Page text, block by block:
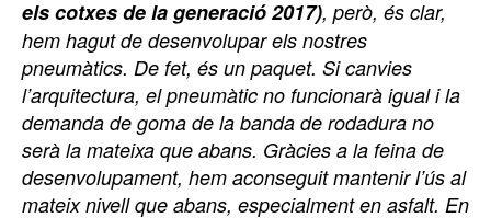
els cotxes de la generació 2017), però, és clar,
hem hagut de desenvolupar els nostres
pneumàtics. De fet, és un paquet. Si canvies
l’arquitectura, el pneumàtic no funcionarà igual i la
demanda de goma de la banda de rodadura no
serà la mateixa que abans. Gràcies a la feina de
desenvolupament, hem aconseguit mantenir l’ús al
mateix nivell que abans, especialment en asfalt. En